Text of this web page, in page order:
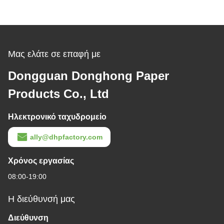
Μας ελάτε σε επαφή με
Dongguan Donghong Paper
Products Co., Ltd
Ηλεκτρονικό ταχυδρομείο
ally@dhpfactory.com
Χρόνος εργασίας
08:00-19:00
Η διεύθυνσή μας
Διεύθυνση